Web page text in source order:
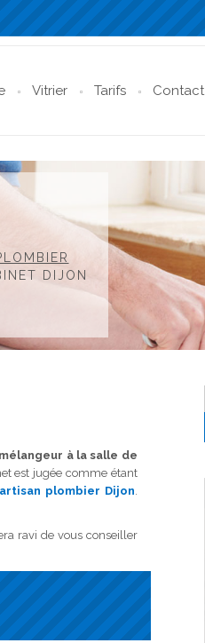
Vitrier Tarifs Contact
DIJON
à la salle de
est jugée comme étant
artisan plombier Dijon
ravi de vous conseiller